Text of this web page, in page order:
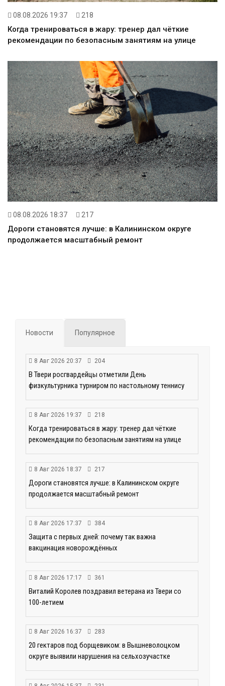
08.08.2026 19:37 218
Когда тренироваться в жару: тренер дал чёткие
рекомендации по безопасным занятиям на улице
08.08.2026 18:37 217
Дороги становятся лучше: в Калининском округе
продолжается масштабный ремонт
Новости Популярное
8 Авг 2026 20:37 204
В Твери росгвардейцы отметили День
физкультурника турниром по настольному теннису
8 Авг 2026 19:37 218
Когда тренироваться в жару: тренер дал чёткие
рекомендации по безопасным занятиям на улице
8 Авг 2026 18:37 217
Дороги становятся лучше: в Калининском округе
продолжается масштабный ремонт
8 Авг 2026 17:37 384
Защита с первых дней: почему так важна
вакцинация новорождённых
8 Авг 2026 17:17 361
Виталий Королев поздравил ветерана из Твери со
100-летием
8 Авг 2026 16:37 283
20 гектаров под борщевиком: в Вышневолоцком
округе выявили нарушения на сельхозучастке